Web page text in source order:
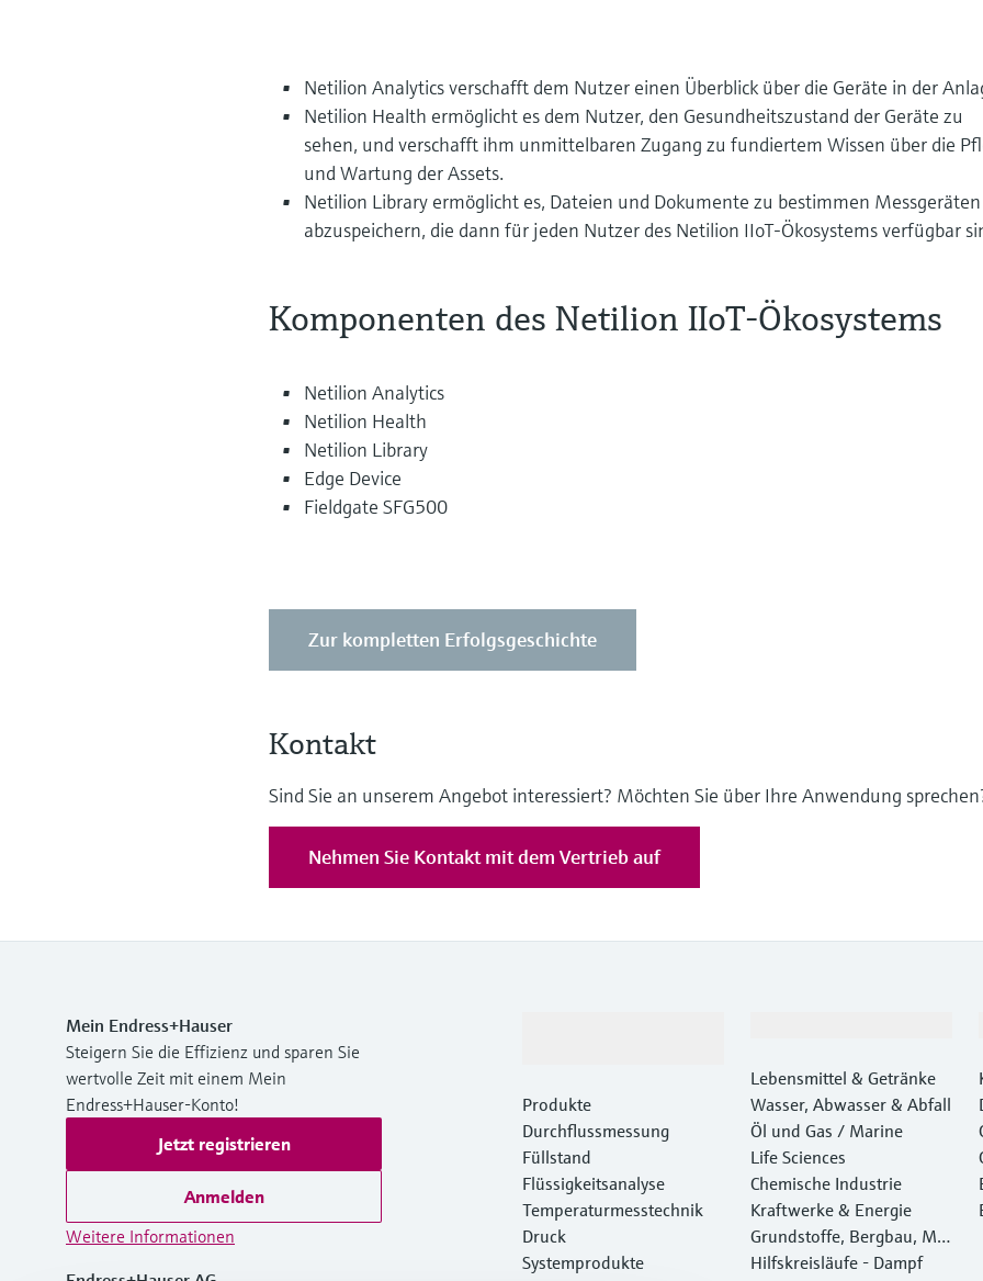
Netilion Analytics verschafft dem Nutzer einen Überblick über die Geräte in der
Netilion Health ermöglicht es dem Nutzer, den Gesundheitszustand der Geräte zu
sehen, und verschafft ihm unmittelbaren Zugang zu fundiertem Wissen über die
und Wartung der Assets.
Netilion Library ermöglicht es, Dateien und Dokumente zu bestimmen Messgeräten
abzuspeichern, die dann für jeden Nutzer des Netilion IIoT-Ökosystems verfügbar
Komponenten des Netilion IIoT-Ökosystems
Netilion Analytics
Netilion Health
Netilion Library
Edge Device
Fieldgate SFG500
Zur kompletten Erfolgsgeschichte
Kontakt
Sind Sie an unserem Angebot interessiert? Möchten Sie über Ihre Anwendung
Nehmen Sie Kontakt mit dem Vertrieb auf
Mein Endress+Hauser
Steigern Sie die Effizienz und sparen Sie
wertvolle Zeit mit einem Mein
Endress+Hauser-Konto!
Jetzt registrieren
Anmelden
Weitere Informationen
Produkte
Durchflussmessung
Füllstand
Flüssigkeitsanalyse
Temperaturmesstechnik
Druck
Systemprodukte
Lebensmittel & Getränke
Wasser, Abwasser & Abfall
Öl und Gas / Marine
Life Sciences
Chemische Industrie
Kraftwerke & Energie
Grundstoffe, Bergbau, Met
alle
Hilfskreisläufe - Dampf